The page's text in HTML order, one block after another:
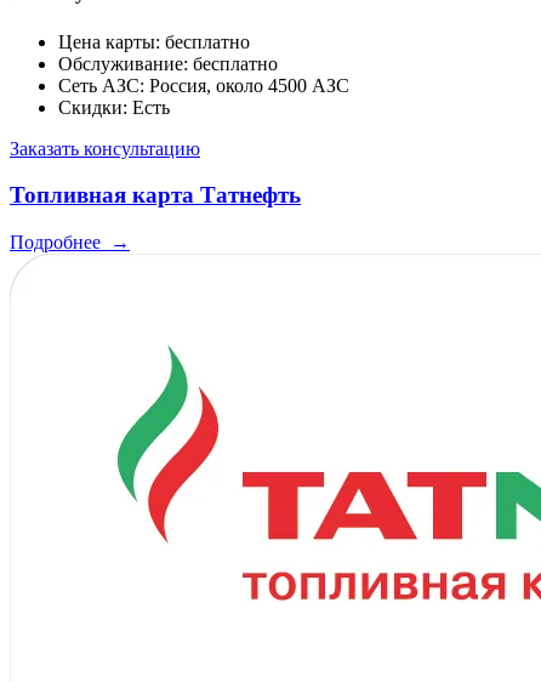
Цена карты: бесплатно
Обслуживание: бесплатно
Сеть АЗС: Россия, около 4500 АЗС
Скидки: Есть
Заказать консультацию
Топливная карта Татнефть
Подробнее →